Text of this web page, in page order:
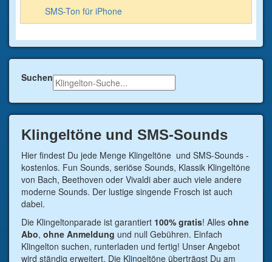
SMS-Ton für iPhone
Suchen
Klingeltöne und SMS-Sounds
Hier findest Du jede Menge Klingeltöne und SMS-Sounds -
kostenlos. Fun Sounds, seriöse Sounds, Klassik Klingeltöne
von Bach, Beethoven oder Vivaldi aber auch viele andere
moderne Sounds. Der lustige singende Frosch ist auch
dabei.
Die Klingeltonparade ist garantiert 100% gratis! Alles ohne
Abo, ohne Anmeldung und null Gebühren. Einfach
Klingelton suchen, runterladen und fertig! Unser Angebot
wird ständig erweitert. Die Klingeltöne überträgst Du am